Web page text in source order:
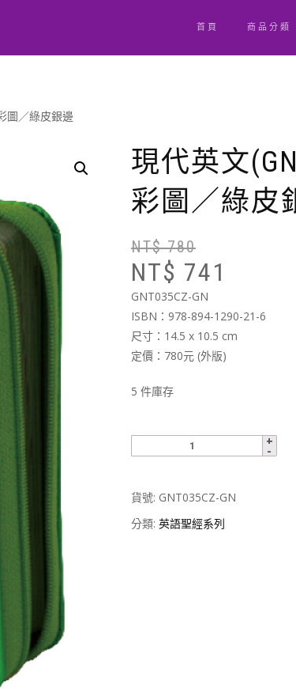
首頁 商品分類
圖／綠皮銀邊
現代英文
彩圖／綠皮
NT$780
NT$ 741
GNT035CZ-GN
ISBN：978-894-1290-21-6
尺寸：14.5 x 10.5 cm
定價：780元 (外版)
5 件庫存
貨號: GNT035CZ-GN
分類: 英語聖經系列